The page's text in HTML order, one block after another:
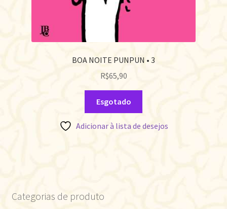
BOA NOITE PUNPUN • 3
R$65,90
Esgotado
Adicionar à lista de desejos
Categorias de produto